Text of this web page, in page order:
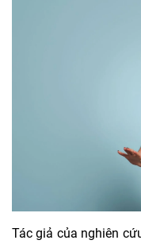
Tác giả của nghiên